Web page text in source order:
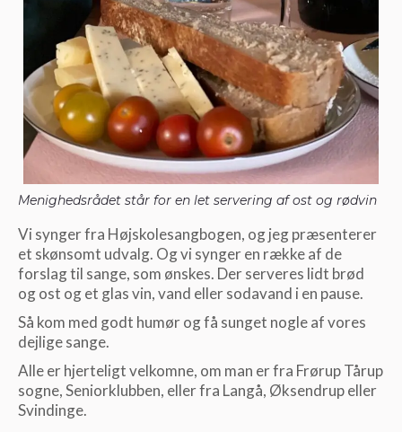
Menighedsrådet står for en let servering af ost og rødvin
Vi synger fra Højskolesangbogen, og jeg præsenterer
et skønsomt udvalg. Og vi synger en række af de
forslag til sange, som ønskes. Der serveres lidt brød
og ost og et glas vin, vand eller sodavand i en pause.
Så kom med godt humør og få sunget nogle af vores
dejlige sange.
Alle er hjerteligt velkomne, om man er fra Frørup Tårup
sogne, Seniorklubben, eller fra Langå, Øksendrup eller
Svindinge.